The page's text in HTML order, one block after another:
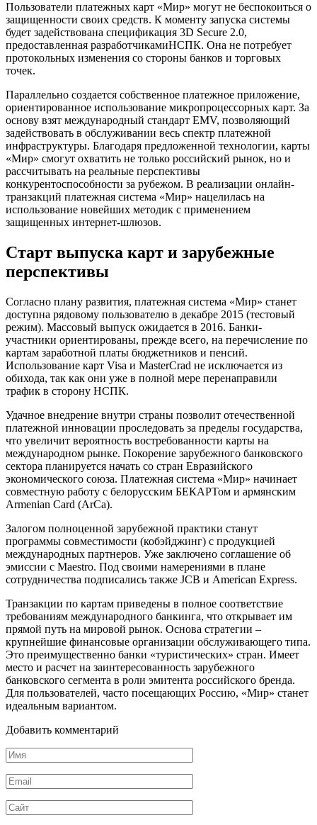
Пользователи платежных карт «Мир» могут не беспокоиться о
защищенности своих средств. К моменту запуска системы
будет задействована спецификация 3D Secure 2.0,
предоставленная разработчикамиНСПК. Она не потребует
протокольных изменения со стороны банков и торговых
точек.
Параллельно создается собственное платежное приложение,
ориентированное использование микропроцессорных карт. За
основу взят международный стандарт EMV, позволяющий
задействовать в обслуживании весь спектр платежной
инфраструктуры. Благодаря предложенной технологии, карты
«Мир» смогут охватить не только российский рынок, но и
рассчитывать на реальные перспективы
конкурентоспособности за рубежом. В реализации онлайн-
транзакций платежная система «Мир» нацелилась на
использование новейших методик с применением
защищенных интернет-шлюзов.
Старт выпуска карт и зарубежные
перспективы
Согласно плану развития, платежная система «Мир» станет
доступна рядовому пользователю в декабре 2015 (тестовый
режим). Массовый выпуск ожидается в 2016. Банки-
участники ориентированы, прежде всего, на перечисление по
картам заработной платы бюджетников и пенсий.
Использование карт Visa и MasterCrad не исключается из
обихода, так как они уже в полной мере перенаправили
трафик в сторону НСПК.
Удачное внедрение внутри страны позволит отечественной
платежной инновации проследовать за пределы государства,
что увеличит вероятность востребованности карты на
международном рынке. Покорение зарубежного банковского
сектора планируется начать со стран Евразийского
экономического союза. Платежная система «Мир» начинает
совместную работу с белорусским БЕКАРТом и армянским
Armenian Card (ArCa).
Залогом полноценной зарубежной практики станут
программы совместимости (кобэйджинг) с продукцией
международных партнеров. Уже заключено соглашение об
эмиссии с Maestro. Под своими намерениями в плане
сотрудничества подписались также JCB и American Express.
Транзакции по картам приведены в полное соответствие
требованиям международного банкинга, что открывает им
прямой путь на мировой рынок. Основа стратегии –
крупнейшие финансовые организации обслуживающего типа.
Это преимущественно банки «туристических» стран. Имеет
место и расчет на заинтересованность зарубежного
банковского сегмента в роли эмитента российского бренда.
Для пользователей, часто посещающих Россию, «Мир» станет
идеальным вариантом.
Добавить комментарий
Имя
*
Email
*
Сайт